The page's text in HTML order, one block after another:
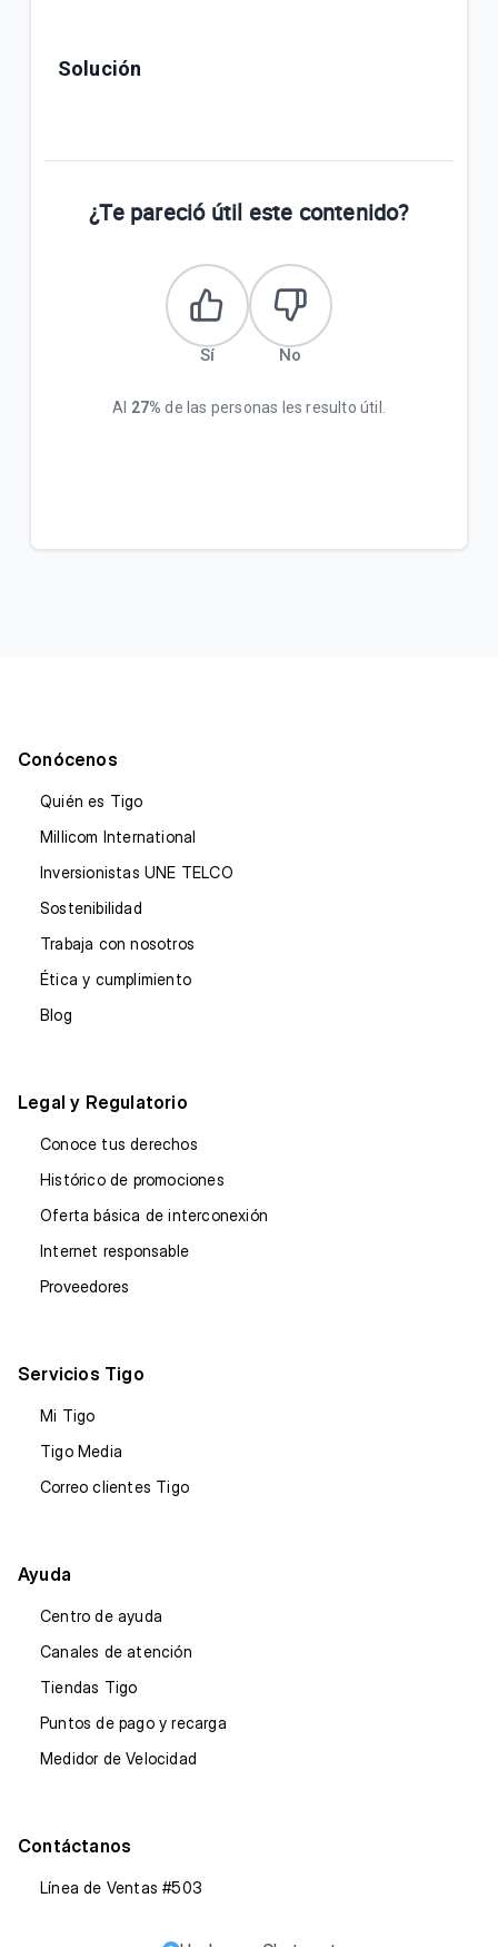
Solución
¿Te pareció útil este contenido?
Sí No
Al 27% de las personas les resulto útil.
Conócenos
Quién es Tigo
Millicom International
Inversionistas UNE TELCO
Sostenibilidad
Trabaja con nosotros
Ética y cumplimiento
Blog
Legal y Regulatorio
Conoce tus derechos
Histórico de promociones
Oferta básica de interconexión
Internet responsable
Proveedores
Servicios Tigo
Mi Tigo
Tigo Media
Correo clientes Tigo
Ayuda
Centro de ayuda
Canales de atención
Tiendas Tigo
Puntos de pago y recarga
Medidor de Velocidad
Contáctanos
Línea de Ventas #503